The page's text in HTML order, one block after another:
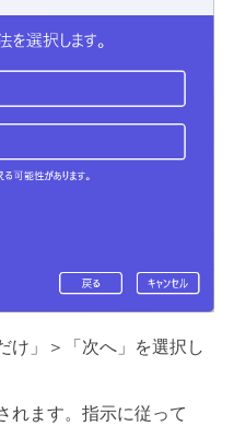
け」＞「次へ」を選択し
れます。指示に従って